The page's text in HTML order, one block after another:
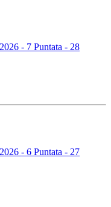
- 7 Puntata - 28
- 6 Puntata - 27